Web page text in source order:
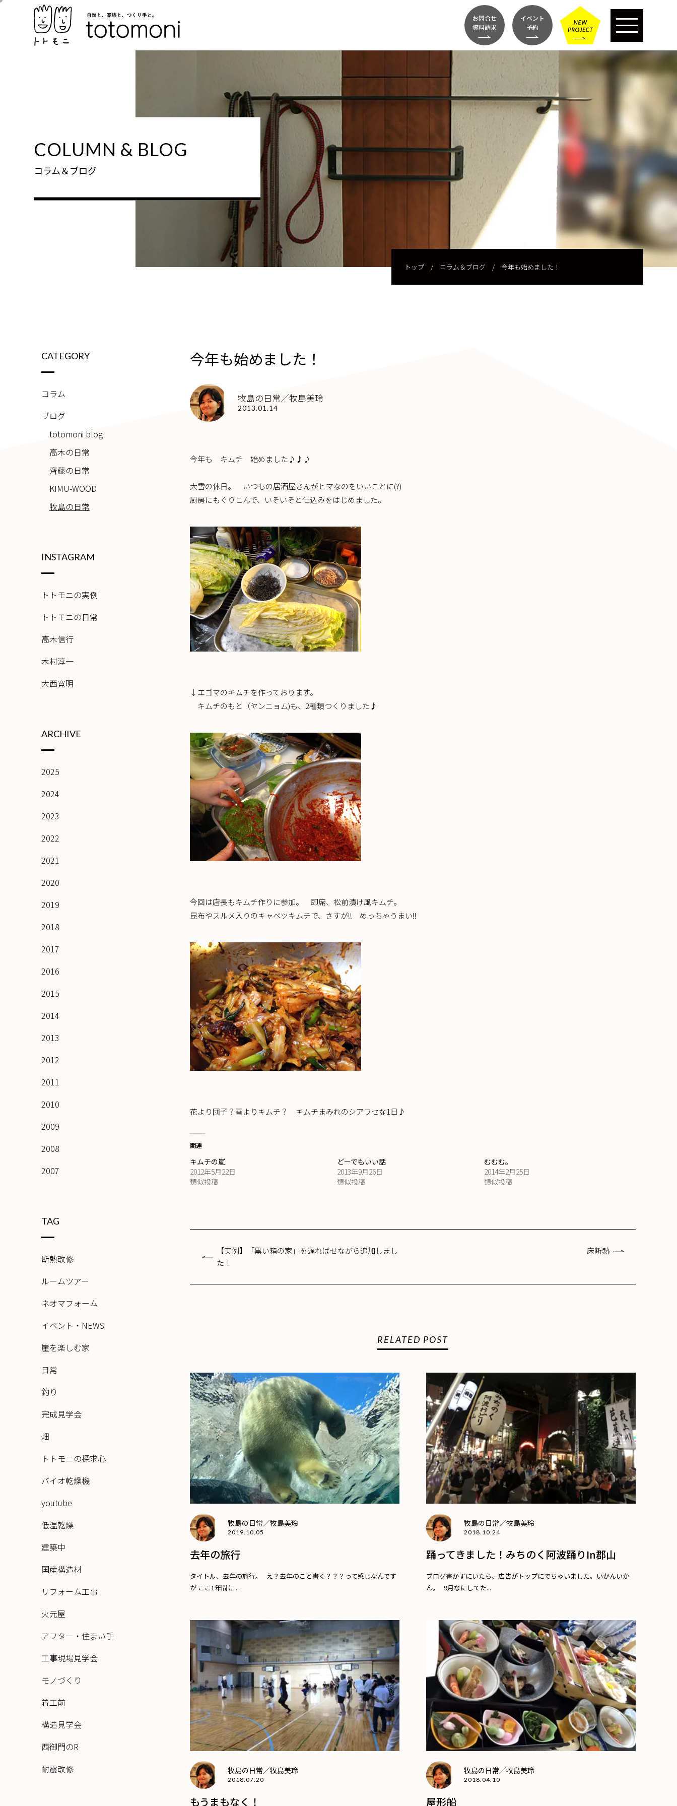
お問合せ
資料請求
イベント
予約
COLUMN & BLOG
コラム＆ブログ
トップ/ コラム＆ブログ / 今年も始めました！
今年も始めました！
牧島の日常／牧島美玲
2013.01.14
今年も キムチ 始めました♪♪♪
大雪の休日。 いつもの居酒屋さんがヒマなのをいいことに(?)
厨房にもぐりこんで、いそいそと仕込みをはじめました。
↓エゴマのキムチを作っております。
キムチのもと（ヤンニョム)も、2種類つくりました♪
今回は店長もキムチ作りに参加。 即席、松前漬け風キムチ。
昆布やスルメ入りのキャベツキムチで、さすが!! めっちゃうまい!!
花より団子？雪よりキムチ？ キムチまみれのシアワセな1日♪
関連
キムチの嵐
2012年5月22日
類似投稿
どーでもいい話
2013年9月26日
類似投稿
むむむ。
2014年2月25日
類似投稿
【実例】「黒い箱の家」を遅ればせながら追加しまし
た！
床断熱
RELATED POST
牧島の日常／牧島美玲
2019.10.05
去年の旅行
タイトル、去年の旅行。 え？去年のこと書く？？？って感じなんです
が ここ1年間に...
牧島の日常／牧島美玲
2018.10.24
踊ってきました！みちのく阿波踊りin郡山
ブログ書かずにいたら、広告がトップにでちゃいました。いかんいか
ん。 9月なにしてた...
牧島の日常／牧島美玲
2018.07.20
もうまもなく！
牧島の日常／牧島美玲
2018.04.10
屋形船
CATEGORY
コラム
ブログ
totomoni blog
高木の日常
齊藤の日常
KIMU-WOOD
牧島の日常
INSTAGRAM
トトモニの実例
トトモニの日常
高木信行
木村淳一
大西寛明
ARCHIVE
2025
2024
2023
2022
2021
2020
2019
2018
2017
2016
2015
2014
2013
2012
2011
2010
2009
2008
2007
TAG
断熱改修
ルームツアー
ネオマフォーム
イベント・NEWS
崖を楽しむ家
日常
釣り
完成見学会
畑
トトモニの探求心
バイオ乾燥機
youtube
低温乾燥
建築中
国産構造材
リフォーム工事
火元屋
アフター・住まい手
工事現場見学会
モノづくり
着工前
構造見学会
西御門のR
耐震改修